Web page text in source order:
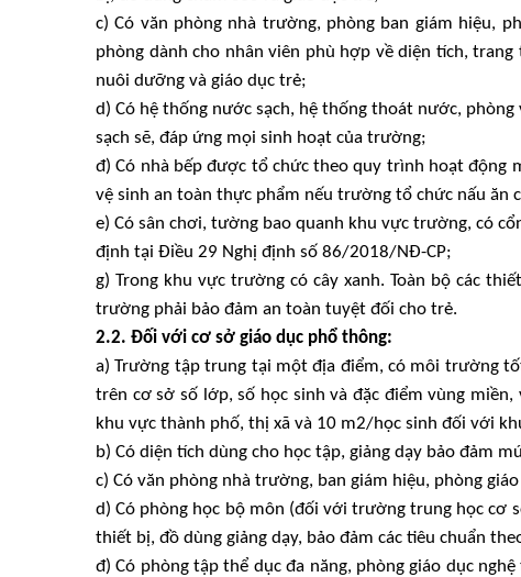
c) Có văn phòng nhà trường, phòng ban giám hiệu,
phòng dành cho nhân viên phù hợp về diện tích,
nuôi dưỡng và giáo dục trẻ;
d) Có hệ thống nước sạch, hệ thống thoát nước,
sạch sẽ, đáp ứng mọi sinh hoạt của trường;
đ) Có nhà bếp được tổ chức theo quy trình hoạt động
vệ sinh an toàn thực phẩm nếu trường tổ chức nấu ăn
e) Có sân chơi, tường bao quanh khu vực trường, có
định tại Điều 29 Nghị định số 86/2018/NĐ-CP;
g) Trong khu vực trường có cây xanh. Toàn bộ các
trường phải bảo đảm an toàn tuyệt đối cho trẻ.
2.2. Đối với cơ sở giáo dục phổ thông:
a) Trường tập trung tại một địa điểm, có môi trường
trên cơ sở số lớp, số học sinh và đặc điểm vùng
khu vực thành phố, thị xã và 10 m2/học sinh đối với
b) Có diện tích dùng cho học tập, giảng dạy bảo đảm
c) Có văn phòng nhà trường, ban giám hiệu, phòng
d) Có phòng học bộ môn (đối với trường trung học cơ
thiết bị, đồ dùng giảng dạy, bảo đảm các tiêu chuẩn
đ) Có phòng tập thể dục đa năng, phòng giáo dục